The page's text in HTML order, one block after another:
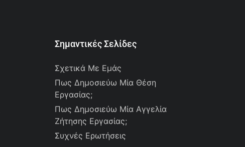
Σημαντικές Σελίδες
Σχετικά Με Εμάς
Πως Δημοσιεύω Μία Θέση
Εργασίας;
Πως Δημοσιεύω Μία Αγγελία
Ζήτησης Εργασίας;
Συχνές Ερωτήσεις